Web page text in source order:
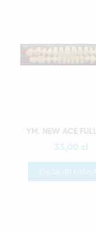
Szybki
33,00 zł
Dodaj do